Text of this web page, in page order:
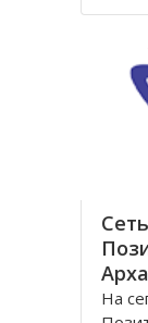
для
за
На